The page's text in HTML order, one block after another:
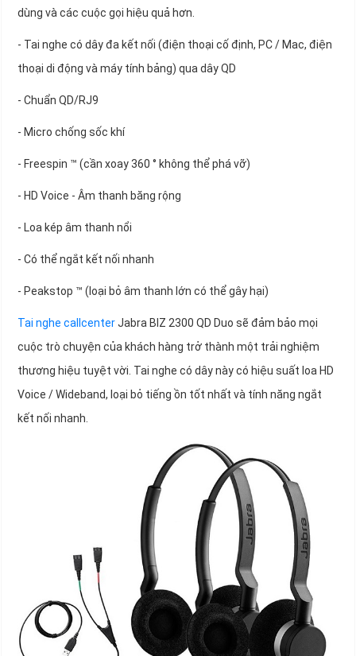
dùng và các cuộc gọi hiệu quả hơn.
- Tai nghe có dây đa kết nối (điện thoại cố định, PC / Mac, điện
thoại di động và máy tính bảng) qua dây QD
- Chuẩn QD/RJ9
- Micro chống sốc khí
- Freespin ™ (cần xoay 360 ° không thể phá vỡ)
- HD Voice - Âm thanh băng rộng
- Loa kép âm thanh nổi
- Có thể ngắt kết nối nhanh
- Peakstop ™ (loại bỏ âm thanh lớn có thể gây hại)
Tai nghe callcenterJabra BIZ 2300 QD Duo sẽ đảm bảo mọi
cuộc trò chuyện của khách hàng trở thành một trải nghiệm
thương hiệu tuyệt vời. Tai nghe có dây này có hiệu suất loa HD
Voice / Wideband, loại bỏ tiếng ồn tốt nhất và tính năng ngắt
kết nối nhanh.